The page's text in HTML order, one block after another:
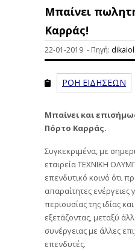
Μπαίνει
Καρράς!
22-01-2019 - Πηγή:
ΡΟΗ ΕΙΔΗΣΕΩΝ
Μπαίνει και
Πόρτο Καρράς.
Συγκεκριμένα, με
εταιρεία ΤΕΧΝΙΚΗ
επενδυτικό κοινό ότι
απαραίτητες ενέργειες
περιουσίας της ιδίας
εξετάζοντας, μεταξύ
συνέργειας με άλλες
επενδυτές.